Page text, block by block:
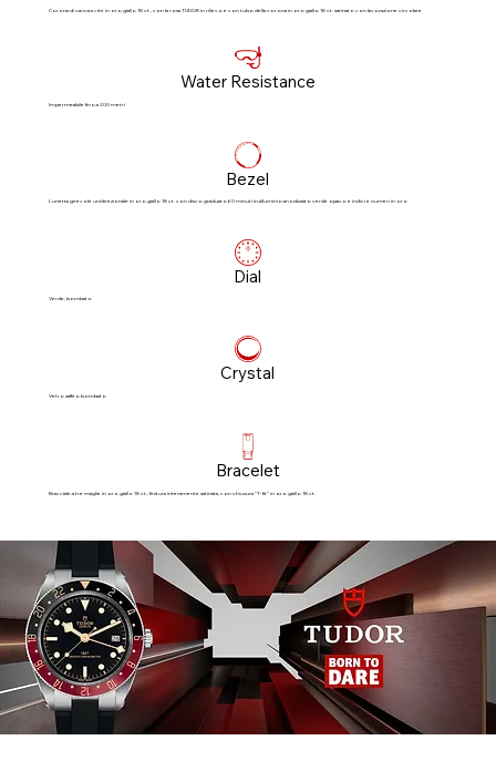
Corona di carica a vite in oro giallo 18 ct., con la rosa TUDOR in rilievo e con tubo della corona in oro giallo 18 ct. satinato con lavorazione circolare
Water Resistance
Impermeabile fino a 200 metri
Bezel
Lunetta girevole unidirezionale in oro giallo 18 ct. con disco graduato 60 minuti in alluminio anodizzato verde opaco e indici e numeri in oro
Dial
Verde, bombato
Crystal
Vetro zaffiro bombato
Bracelet
Bracciale a tre maglie in oro giallo 18 ct., finitura interamente satinata, con chiusura “T‑fit” in oro giallo 18 ct.